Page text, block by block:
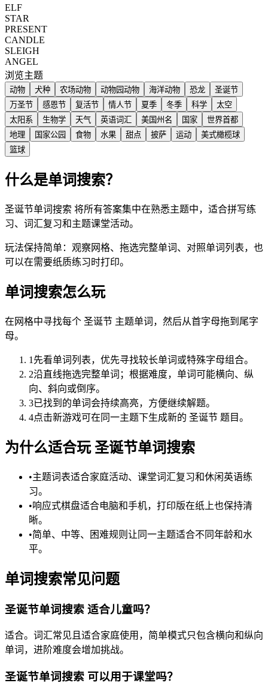
ELF
STAR
PRESENT
CANDLE
SLEIGH
ANGEL
浏览主题
动物 犬种 农场动物 动物园动物 海洋动物 恐龙
圣诞节
万圣节
感恩节 复活节 情人节 夏季 冬季 科学
太空
太阳系
生物学 天气 英语词汇 美国州名 国家
世界首都
地理
国家公园 食物 水果 甜点 披萨 运动
美式橄榄球
篮球
什么是单词搜索？
圣诞节单词搜索 将所有答案集中在熟悉主题中，适合拼写练
习、词汇复习和主题课堂活动。
玩法保持简单：观察网格、拖选完整单词、对照单词列表，也
可以在需要纸质练习时打印。
单词搜索怎么玩
在网格中寻找每个 圣诞节 主题单词，然后从首字母拖到尾字
母。
1 先看单词列表，优先寻找较长单词或特殊字母组合。
2沿直线拖选完整单词；根据难度，单词可能横向、纵
向、斜向或倒序。
3已找到的单词会持续高亮，方便继续解题。
4点击新游戏可在同一主题下生成新的 圣诞节 题目。
为什么适合玩 圣诞节单词搜索
•主题词表适合家庭活动、课堂词汇复习和休闲英语练
习。
•响应式棋盘适合电脑和手机，打印版在纸上也保持清
晰。
•简单、中等、困难规则让同一主题适合不同年龄和水
平。
单词搜索常见问题
圣诞节单词搜索 适合儿童吗？
适合。词汇常见且适合家庭使用，简单模式只包含横向和纵向
单词，进阶难度会增加挑战。
圣诞节单词搜索 可以用于课堂吗？